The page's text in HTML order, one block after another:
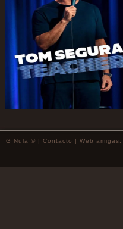
G Nula © | Contacto | Web amigas: